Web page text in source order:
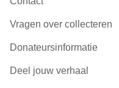
Vragen over collecteren
Donateursinformatie
Deel jouw verhaal